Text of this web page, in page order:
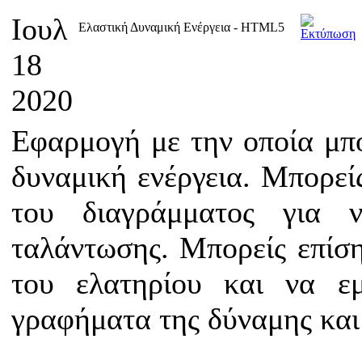
Ιουλ
18
2020
Ελαστική Δυναμική Ενέργεια - HTML5
Εφαρμογή με την οποία
δυναμική ενέργεια.
του διαγράμματος για
ταλάντωσης. Μπορείς
του ελατηρίου και να
γραφήματα της δύναμης